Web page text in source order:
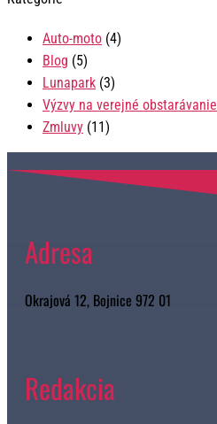
Auto-moto (4)
Blog (5)
Lunapark (3)
Výzvy na verejné obstarávanie
Zmluvy (11)
Adresa
Okrajová 12, Bojnice 972 01
Redakcia